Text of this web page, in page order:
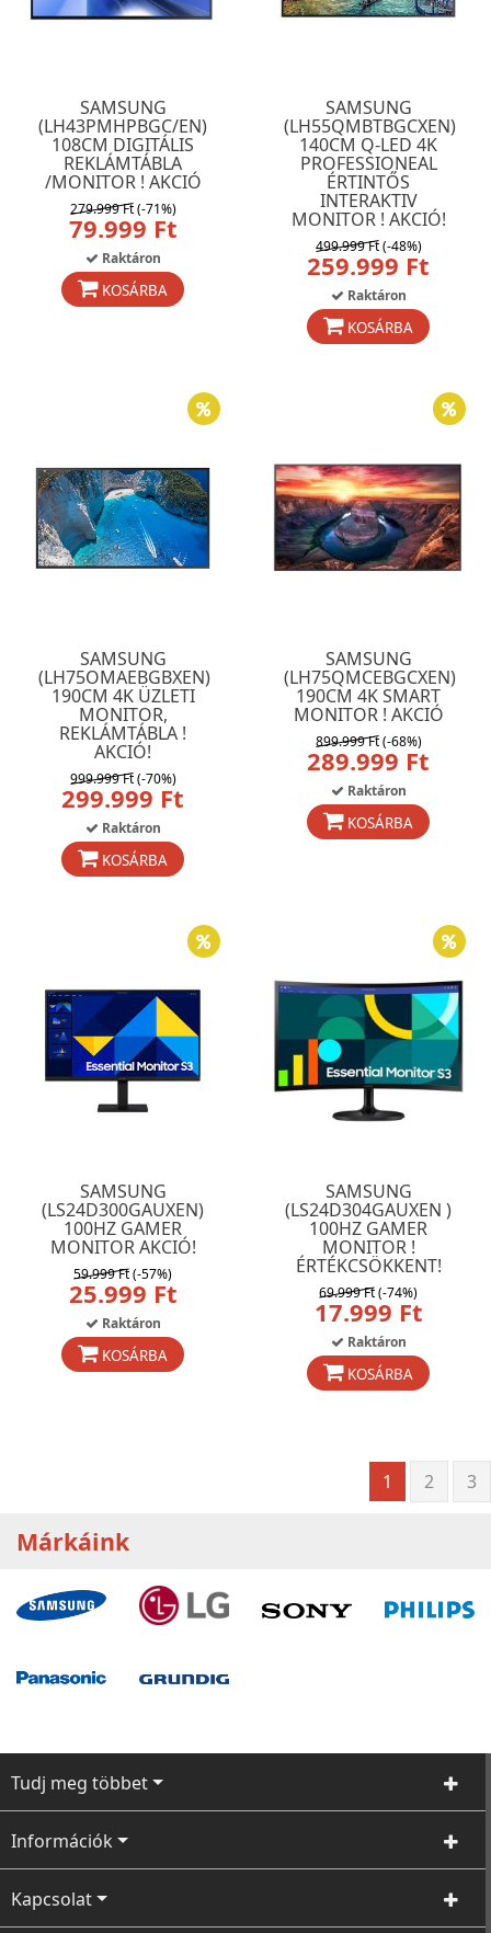
SAMSUNG
(LH43PMHPBGC/EN)
108CM DIGITÁLIS
REKLÁMTÁBLA
/MONITOR ! AKCIÓ
279.999 Ft(-71%)
79.999 Ft
Raktáron
KOSÁRBA
SAMSUNG
(LH55QMBTBGCXEN)
140CM Q-LED 4K
PROFESSIONEAL
ÉRTINTŐS
INTERAKTIV
MONITOR ! AKCIÓ!
499.999 Ft(-48%)
259.999 Ft
Raktáron
KOSÁRBA
SAMSUNG
(LH75OMAEBGBXEN)
190CM 4K ÜZLETI
MONITOR,
REKLÁMTÁBLA !
AKCIÓ!
999.999 Ft(-70%)
299.999 Ft
Raktáron
KOSÁRBA
SAMSUNG
(LH75QMCEBGCXEN)
190CM 4K SMART
MONITOR ! AKCIÓ
899.999 Ft(-68%)
289.999 Ft
Raktáron
KOSÁRBA
SAMSUNG
(LS24D300GAUXEN)
100HZ GAMER
MONITOR AKCIÓ!
59.999 Ft(-57%)
25.999 Ft
Raktáron
KOSÁRBA
SAMSUNG
(LS24D304GAUXEN )
100HZ GAMER
MONITOR !
ÉRTÉKCSÖKKENT!
69.999 Ft(-74%)
17.999 Ft
Raktáron
KOSÁRBA
1 2 3
Márkáink
Tudj meg többet
Információk
Kapcsolat